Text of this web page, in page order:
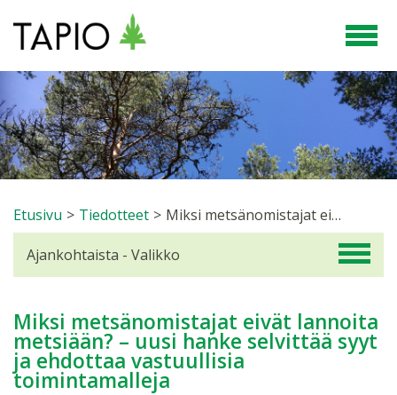
Etusivu > Tiedotteet > Miksi metsänomistajat eivät lannoita metsiään? – uusi hanke selvittää syyt ja ehdottaa vastuullisia toimintamalleja
Miksi metsänomistajat eivät lannoita
metsiään? – uusi hanke selvittää syyt
ja ehdottaa vastuullisia
toimintamalleja
Ajankohtaista - Valikko